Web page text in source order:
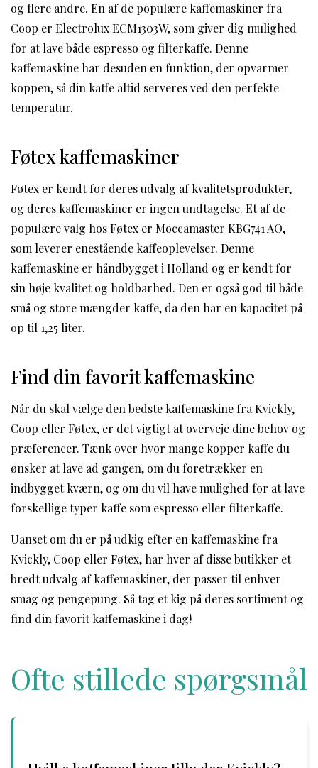
og flere andre. En af de populære kaffemaskiner fra
Coop er Electrolux ECM1303W, som giver dig mulighed
for at lave både espresso og filterkaffe. Denne
kaffemaskine har desuden en funktion, der opvarmer
koppen, så din kaffe altid serveres ved den perfekte
temperatur.
Føtex kaffemaskiner
Føtex er kendt for deres udvalg af kvalitetsprodukter,
og deres kaffemaskiner er ingen undtagelse. Et af de
populære valg hos Føtex er Moccamaster KBG741 AO,
som leverer enestående kaffeoplevelser. Denne
kaffemaskine er håndbygget i Holland og er kendt for
sin høje kvalitet og holdbarhed. Den er også god til både
små og store mængder kaffe, da den har en kapacitet på
op til 1,25 liter.
Find din favorit kaffemaskine
Når du skal vælge den bedste kaffemaskine fra Kvickly,
Coop eller Føtex, er det vigtigt at overveje dine behov og
præferencer. Tænk over hvor mange kopper kaffe du
ønsker at lave ad gangen, om du foretrækker en
indbygget kværn, og om du vil have mulighed for at lave
forskellige typer kaffe som espresso eller filterkaffe.
Uanset om du er på udkig efter en kaffemaskine fra
Kvickly, Coop eller Føtex, har hver af disse butikker et
bredt udvalg af kaffemaskiner, der passer til enhver
smag og pengepung. Så tag et kig på deres sortiment og
find din favorit kaffemaskine i dag!
Ofte stillede spørgsmål